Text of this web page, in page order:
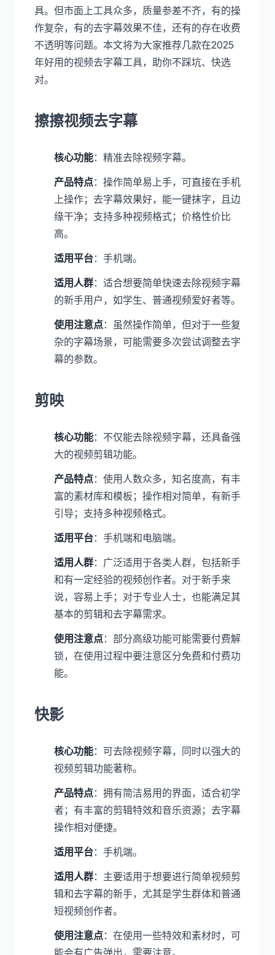
具。但市面上工具众多，质量参差不齐，有的操
作复杂，有的去字幕效果不佳，还有的存在收费
不透明等问题。本文将为大家推荐几款在2025
年好用的视频去字幕工具，助你不踩坑、快选
对。
擦擦视频去字幕
核心功能：精准去除视频字幕。
产品特点：操作简单易上手，可直接在手机
上操作；去字幕效果好，能一键抹字，且边
缘干净；支持多种视频格式；价格性价比
高。
适用平台：手机端。
适用人群：适合想要简单快速去除视频字幕
的新手用户，如学生、普通视频爱好者等。
使用注意点：虽然操作简单，但对于一些复
杂的字幕场景，可能需要多次尝试调整去字
幕的参数。
剪映
核心功能：不仅能去除视频字幕，还具备强
大的视频剪辑功能。
产品特点：使用人数众多，知名度高，有丰
富的素材库和模板；操作相对简单，有新手
引导；支持多种视频格式。
适用平台：手机端和电脑端。
适用人群：广泛适用于各类人群，包括新手
和有一定经验的视频创作者。对于新手来
说，容易上手；对于专业人士，也能满足其
基本的剪辑和去字幕需求。
使用注意点：部分高级功能可能需要付费解
锁，在使用过程中要注意区分免费和付费功
能。
快影
核心功能：可去除视频字幕，同时以强大的
视频剪辑功能著称。
产品特点：拥有简洁易用的界面，适合初学
者；有丰富的剪辑特效和音乐资源；去字幕
操作相对便捷。
适用平台：手机端。
适用人群：主要适用于想要进行简单视频剪
辑和去字幕的新手，尤其是学生群体和普通
短视频创作者。
使用注意点：在使用一些特效和素材时，可
能会有广告弹出，需要注意。